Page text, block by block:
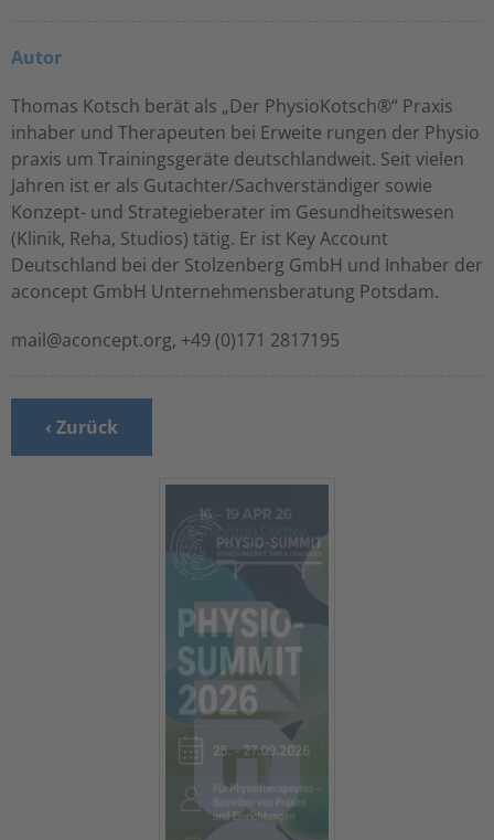
Autor
Thomas Kotsch berät als „Der PhysioKotsch®“ Praxis
inhaber und Therapeuten bei Erweite rungen der Physio
praxis um Trainingsgeräte deutschlandweit. Seit vielen
Jahren ist er als Gutachter/Sachverständiger sowie
Konzept- und Strategieberater im Gesundheitswesen
(Klinik, Reha, Studios) tätig. Er ist Key Account
Deutschland bei der Stolzenberg GmbH und Inhaber der
aconcept GmbH Unternehmensberatung Potsdam.
mail@aconcept.org, +49 (0)171 2817195
‹ Zurück